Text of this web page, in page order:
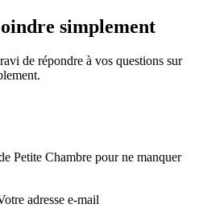
simplement
de répondre à vos questions sur
Petite Chambre pour ne manquer
adresse e-mail